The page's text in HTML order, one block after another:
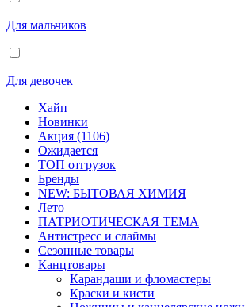
Для мальчиков
Для девочек
Хайп
Новинки
Акция (1106)
Ожидается
ТОП отгрузок
Бренды
NEW: БЫТОВАЯ ХИМИЯ
Лето
ПАТРИОТИЧЕСКАЯ ТЕМА
Антистресс и слаймы
Сезонные товары
Канцтовары
Карандаши и фломастеры
Краски и кисти